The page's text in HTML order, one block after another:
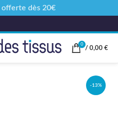
0
/ 0,00 €
-13%
offerte dès 20€